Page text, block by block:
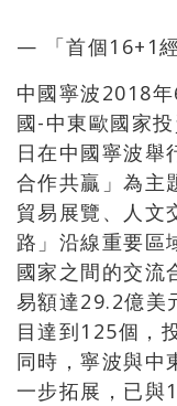
— 「首個16+1
中國寧波2018
國-中東歐國家
日在中國寧波舉
合作共贏」為主
貿易展覽、人文
路」沿線重要區
國家之間的交流
易額達29.2億美
目達到125個，
同時，寧波與中
一步拓展，已與